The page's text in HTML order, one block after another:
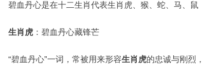
碧血丹心是在十二生肖代表生肖虎、猴、蛇、马、鼠
生肖虎：碧血丹心藏锋芒
“碧血丹心”一词，常被用来形容生肖虎的忠诚与刚烈，